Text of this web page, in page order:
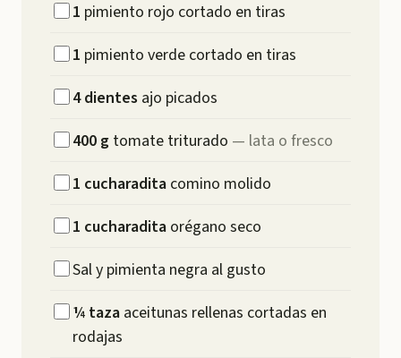
1 pimiento rojo cortado en tiras
1 pimiento verde cortado en tiras
4dientes ajo picados
400 g tomate triturado — lata o fresco
1 cucharadita comino molido
1 cucharadita orégano seco
Sal y pimienta negra al gusto
¼ taza aceitunas rellenas cortadas en
rodajas